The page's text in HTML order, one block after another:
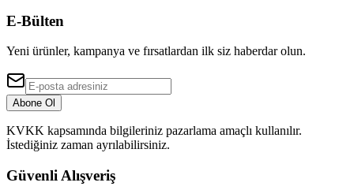
E-Bülten
Yeni ürünler, kampanya ve fırsatlardan ilk siz haberdar olun.
Abone Ol
KVKK kapsamında bilgileriniz pazarlama amaçlı kullanılır.
İstediğiniz zaman ayrılabilirsiniz.
Güvenli Alışveriş